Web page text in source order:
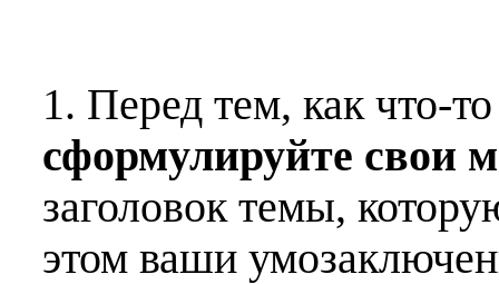
1. Перед тем, как что-
сформулируйте свои
заголовок темы,
этом ваши